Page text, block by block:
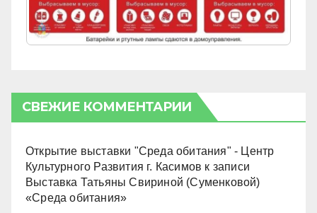
СВЕЖИЕ КОММЕНТАРИИ
Открытие выставки "Среда обитания" - Центр
Культурного Развития г. Касимов к записи
Выставка Татьяны Свириной (Суменковой)
«Среда обитания»